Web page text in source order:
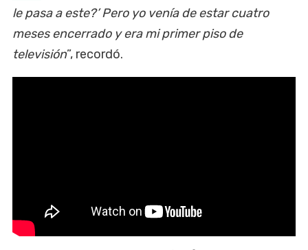
le pasa a este?’ Pero yo venía de estar cuatro
meses encerrado y era mi primer piso de
televisión”, recordó.